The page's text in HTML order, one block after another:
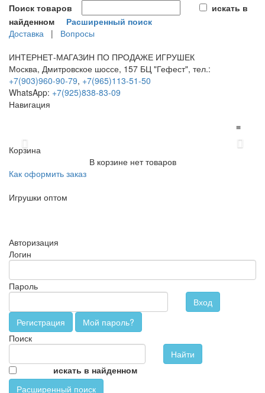
Поиск товаров
искать в
найденном
Расширенный поиск
Доставка | Вопросы
ИНТЕРНЕТ-МАГАЗИН ПО ПРОДАЖЕ ИГРУШЕК
Москва, Дмитровское шоссе, 157 БЦ "Гефест", тел.:
+7(903)960-90-79, +7(965)113-51-50
WhatsApp: +7(925)838-83-09
Навигация
≡
Previous Next
Корзина
В корзине нет товаров
Как оформить заказ
Игрушки оптом
Авторизация
Логин
Пароль
Вход
Регистрация
Мой пароль?
Поиск
искать в найденном
Расширенный поиск